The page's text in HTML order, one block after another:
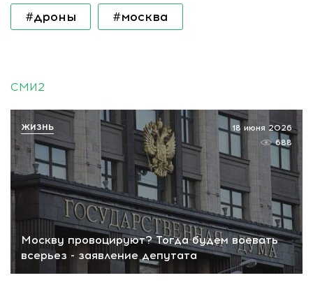
#дроны #москва
СМИ2
Москву провоцируют? Тогда будем воевать
всерьез - заявление депутата
18 июня 2026
688
ЖИЗНЬ